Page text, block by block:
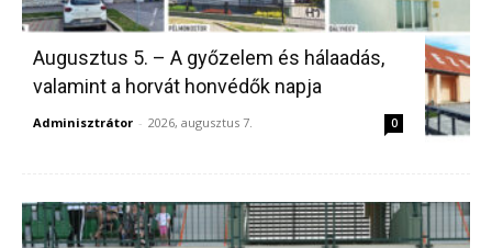
Augusztus 5. – A győzelem és hálaadás,
valamint a horvát honvédők napja
Adminisztrátor - 2026, augusztus 7. 0